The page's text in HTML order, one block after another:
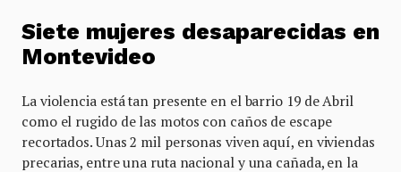
Siete mujeres desaparecidas en
Montevideo
La violencia está tan presente en el barrio 19 de Abril
como el rugido de las motos con caños de escape
recortados. Unas 2 mil personas viven aquí, en viviendas
precarias, entre una ruta nacional y una cañada, en la